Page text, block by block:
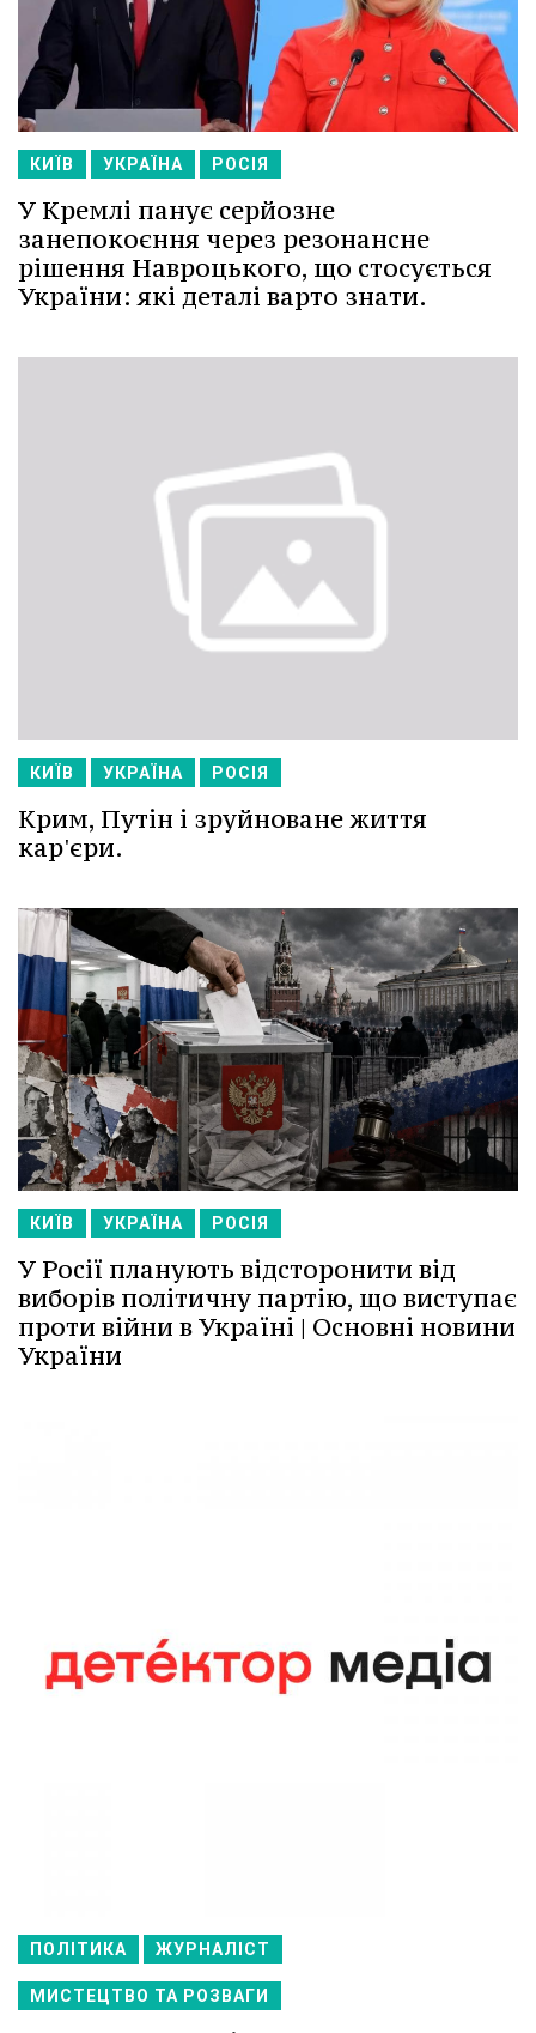
КИЇВ УКРАЇНА РОСІЯ
У Кремлі панує серйозне
занепокоєння через резонансне
рішення Навроцького, що стосується
України: які деталі варто знати.
КИЇВ УКРАЇНА РОСІЯ
Крим, Путін і зруйноване життя
кар'єри.
КИЇВ УКРАЇНА РОСІЯ
У Росії планують відсторонити від
виборів політичну партію, що виступає
проти війни в Україні | Основні новини
України
ПОЛІТИКА ЖУРНАЛІСТ
МИСТЕЦТВО ТА РОЗВАГИ